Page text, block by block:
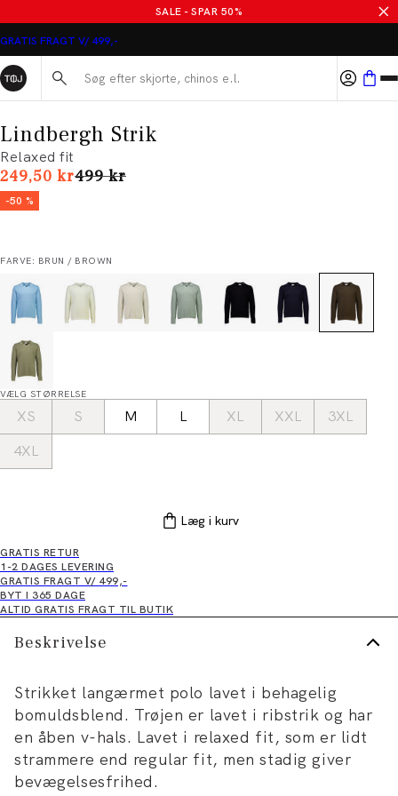
SALE - SPAR 50%
GRATIS FRAGT V/ 499,-
Søg her...
Lindbergh Strik
Relaxed fit
249,50 krI alt (uden rabat)
499 kr
-50 %
FARVE: BRUN / BROWN
VÆLG STØRRELSE
XS S M L XL XXL
3XL
4XL
Læg i kurv
GRATIS RETUR
1-2 DAGES LEVERING
GRATIS FRAGT V/ 499,-
BYT I 365 DAGE
ALTID GRATIS FRAGT TIL BUTIK
Beskrivelse
Strikket langærmet polo lavet i behagelig
bomuldsblend. Trøjen er lavet i ribstrik og har
en åben v-hals. Lavet i relaxed fit, som er lidt
strammere end regular fit, men stadig giver
bevægelsesfrihed.